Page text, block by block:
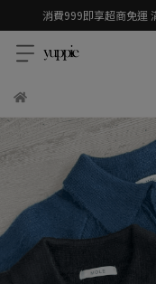
消費999即享超商免運